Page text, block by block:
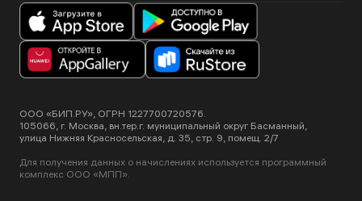
ООО «БИП.РУ», ОГРН 1227700720576.
105066, г. Москва, вн.тер.г. муниципальный округ Басманный,
улица Нижняя Красносельская, д. 35, стр. 9, помещ. 2/7
Для получения данных о начислениях используется программный
комплекс ООО «МПП».